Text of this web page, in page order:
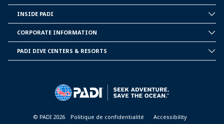
PADI
INSIDE PADI
INFORMATION
CORPORATE INFORMATION
PADI DIVE CENTERS & RESORTS
© PADI 2026 Politique de confidentialité Accessibility